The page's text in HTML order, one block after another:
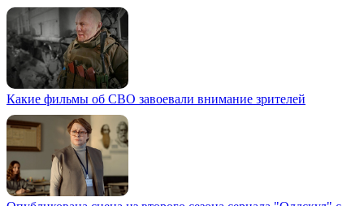
Какие фильмы об СВО завоевали внимание зрителей